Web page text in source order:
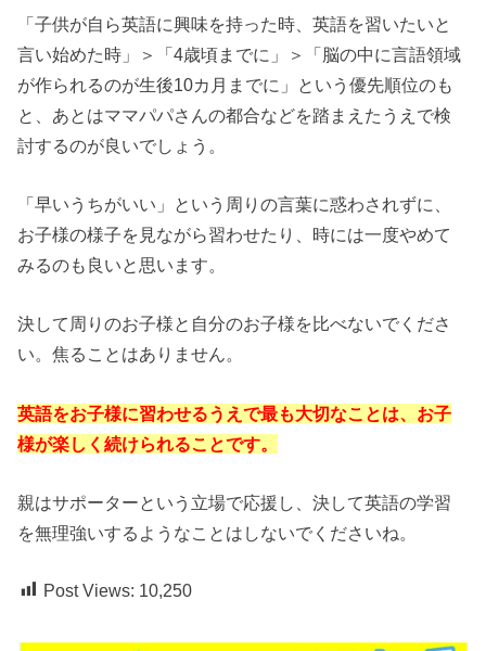
「子供が自ら英語に興味を持った時、英語を習いたいと
言い始めた時」＞「4歳頃までに」＞「脳の中に言語領域
が作られるのが生後10カ月までに」という優先順位のも
と、あとはママパパさんの都合などを踏まえたうえで検
討するのが良いでしょう。
「早いうちがいい」という周りの言葉に惑わされずに、
お子様の様子を見ながら習わせたり、時には一度やめて
みるのも良いと思います。
決して周りのお子様と自分のお子様を比べないでくださ
い。焦ることはありません。
英語をお子様に習わせるうえで最も大切なことは、お子
様が楽しく続けられることです。
親はサポーターという立場で応援し、決して英語の学習
を無理強いするようなことはしないでくださいね。
Post Views: 10,250